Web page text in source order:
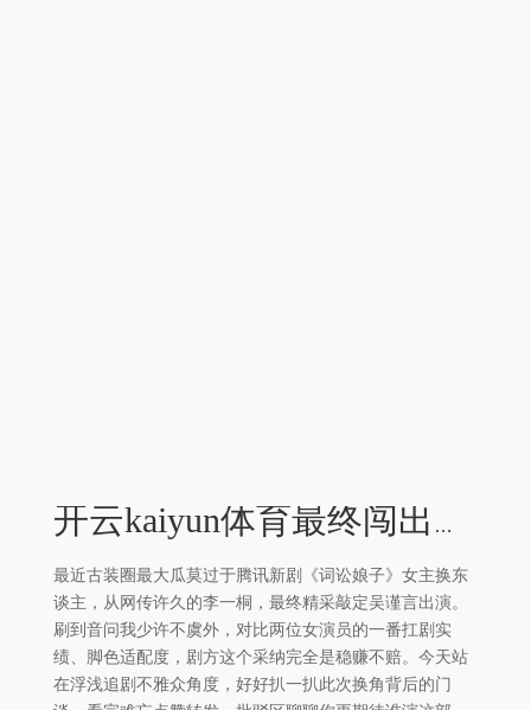
开云kaiyun体育最终闯出属于女性的生活之路-外围足球软件APP
最近古装圈最大瓜莫过于腾讯新剧《词讼娘子》女主换东
谈主，从网传许久的李一桐，最终精采敲定吴谨言出演。
刷到音问我少许不虞外，对比两位女演员的一番扛剧实
绩、脚色适配度，剧方这个采纳完全是稳赚不赔。今天站
在浮浅追剧不雅众角度，好好扒一扒此次换角背后的门